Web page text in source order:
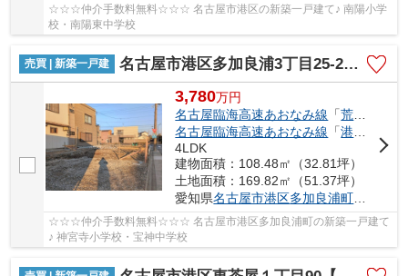
☆☆☆仲介手数料無料☆☆☆ 名古屋市港区の新築一戸建て♪ 南陽小学
校・南陽東中学校
売買 | 新築一戸建 名古屋市港区多加良浦3丁目25-2【仲介手数料無料】新築一戸建て 1号棟
3,780万円
名古屋臨海高速あおなみ線 「荒子川公園
名古屋臨海高速あおなみ線 「港北
4LDK
建物面積：108.48㎡（32.81坪）
土地面積：169.82㎡（51.37坪）
愛知県名古屋市港区多加良浦町
☆☆☆仲介手数料無料☆☆☆ 名古屋市港区多加良浦町の新築一戸建て
♪ 神宮寺小学校・宝神中学校